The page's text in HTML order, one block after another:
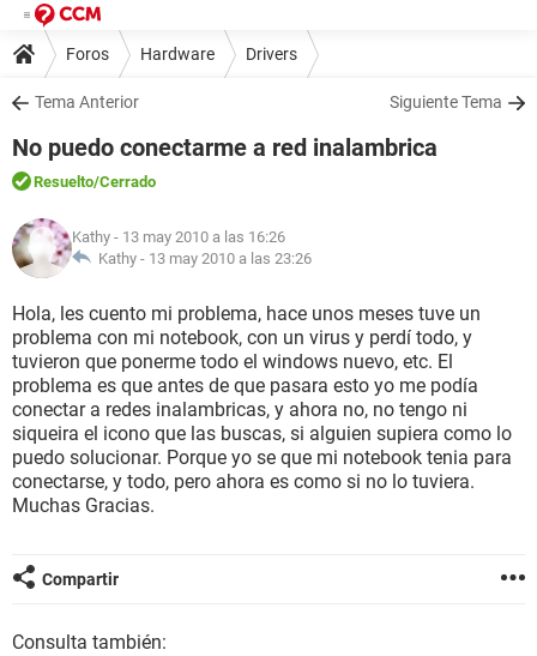
Foros Hardware Drivers
Tema Anterior Siguiente Tema
No puedo conectarme a red inalambrica
Resuelto/Cerrado
Kathy - 13 may 2010 a las 16:26
Kathy - 13 may 2010 a las 23:26
Hola, les cuento mi problema, hace unos meses tuve un
problema con mi notebook, con un virus y perdí todo, y
tuvieron que ponerme todo el windows nuevo, etc. El
problema es que antes de que pasara esto yo me podía
conectar a redes inalambricas, y ahora no, no tengo ni
siqueira el icono que las buscas, si alguien supiera como lo
puedo solucionar. Porque yo se que mi notebook tenia para
conectarse, y todo, pero ahora es como si no lo tuviera.
Muchas Gracias.
Compartir
Consulta también: